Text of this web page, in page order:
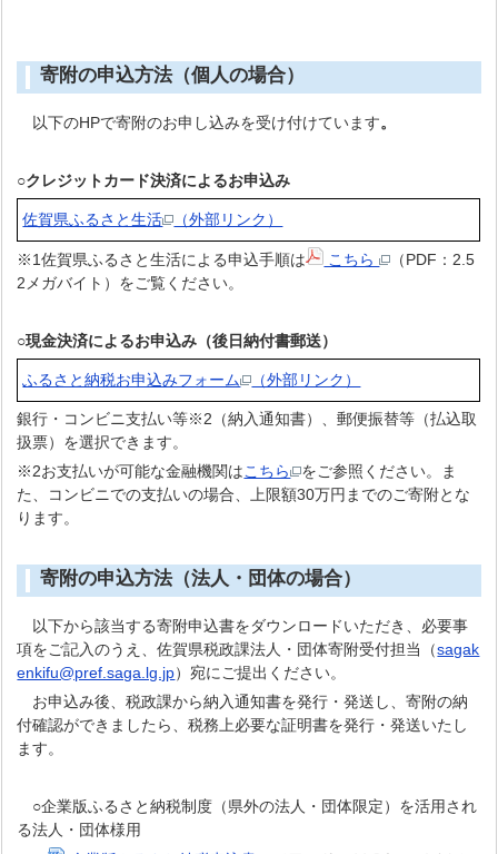
寄附の申込方法（個人の場合）
以下のHPで寄附のお申し込みを受け付けています。
○クレジットカード決済によるお申込み
佐賀県ふるさと生活 （外部リンク）
※1佐賀県ふるさと生活による申込手順は こちら
（PDF：2.5
2メガバイト）をご覧ください。
○現金決済によるお申込み（後日納付書郵送）
ふるさと納税お申込みフォーム （外部リンク）
銀行・コンビニ支払い等※2（納入通知書）、郵便振替等（払込取
扱票）を選択できます。
※2お支払いが可能な金融機関はこちら
をご参照ください。ま
た、コンビニでの支払いの場合、上限額30万円までのご寄附とな
ります。
寄附の申込方法（法人・団体の場合）
以下から該当する寄附申込書をダウンロードいただき、必要事
項をご記入のうえ、佐賀県税政課法人・団体寄附受付担当（sagak
enkifu@pref.saga.lg.jp）宛にご提出ください。
お申込み後、税政課から納入通知書を発行・発送し、寄附の納
付確認ができましたら、税務上必要な証明書を発行・発送いたし
ます。
○企業版ふるさと納税制度（県外の法人・団体限定）を活用され
る法人・団体様用